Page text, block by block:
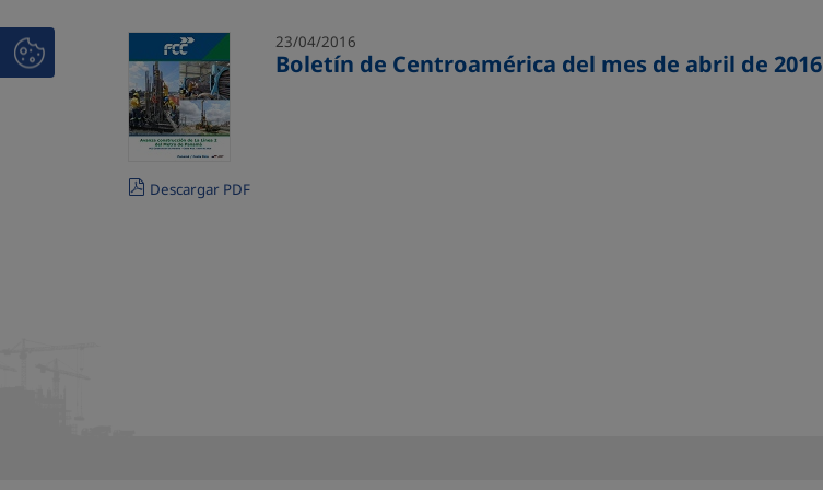
23/04/2016
Boletín de Centroamérica del mes de abril de 2016
Descargar PDF